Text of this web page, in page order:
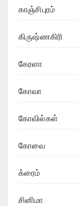
காஞ்சிபுரம்
கிருஷ்ணகிரி
கேரளா
கோவா
கோவில்கள்
கோவை
க்ரைம்
சினிமா